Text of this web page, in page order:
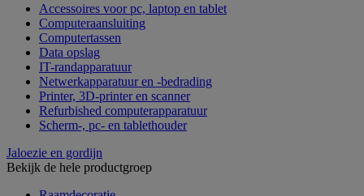
Accessoires voor pc, laptop en tablet
Computeraansluiting
Computertassen
Data opslag
IT-randapparatuur
Netwerkapparatuur en -bedrading
Printer, 3D-printer en scanner
Refurbished computerapparatuur
Scherm-, pc- en tablethouder
Jaloezie en gordijn
Bekijk de hele productgroep